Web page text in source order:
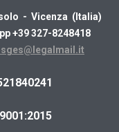
- Vicenza (Italia)
+39 327-8248418